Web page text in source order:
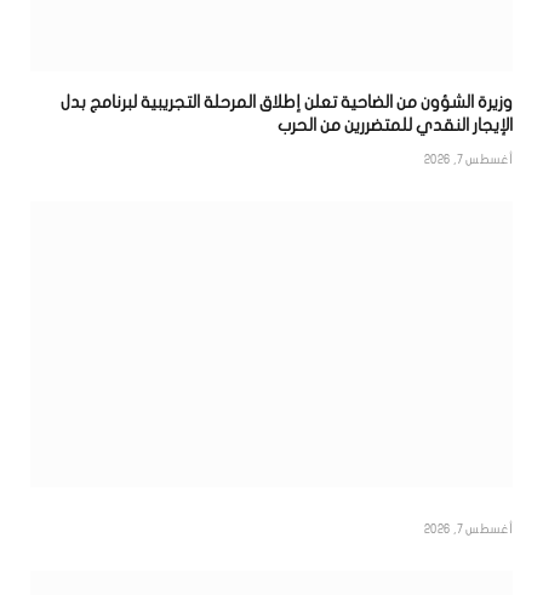
وزيرة الشؤون من الضاحية تعلن إطلاق المرحلة التجريبية لبرنامج بدل
الإيجار النقدي للمتضررين من الحرب
أغسطس 7, 2026
أغسطس 7, 2026